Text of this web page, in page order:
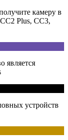
камеру в
Plus, CC3,
является
устройств